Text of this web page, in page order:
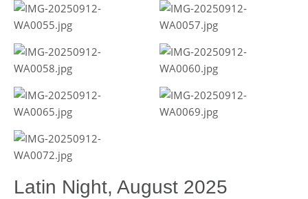
Latin Night, August 2025